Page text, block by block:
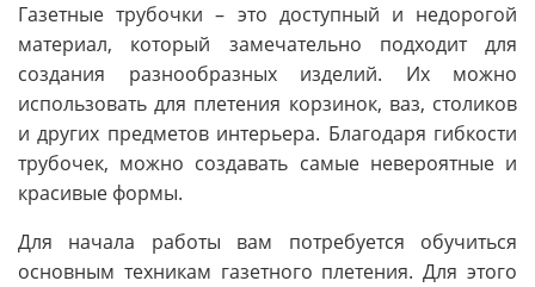
Газетные трубочки – это доступный и недорогой
материал, который замечательно подходит для
создания разнообразных изделий. Их можно
использовать для плетения корзинок, ваз, столиков
и других предметов интерьера. Благодаря гибкости
трубочек, можно создавать самые невероятные и
красивые формы.
Для начала работы вам потребуется обучиться
основным техникам газетного плетения. Для этого